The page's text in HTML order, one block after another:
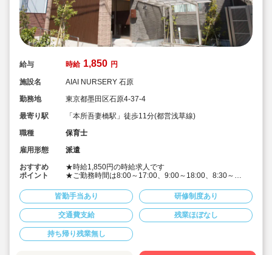
給与 時給 1,850 円
施設名
AIAI NURSERY 石原
勤務地
東京都墨田区石原4-37-4
最寄り駅
「本所吾妻橋駅」徒歩11分(都営浅草線)
職種
保育士
雇用形態
派遣
おすすめ
ポイント
★時給1,850円の時給求人です
★ご勤務時間は8:00～17:00、9:00～18:00、8:30～
歓迎です
★早番、遅番で勤務したいなど。時間帯は柔軟にご相談
ください
★派遣スタッフの受け入れに慣れている園になりますの
で安心です
★保育士専任のコンサルタントがあなたの派遣就業を安
心サポートいたします
★英語は遊びを通して専任講師が年齢に応じて対応して
皆勤手当あり 研修制度あり
交通費支給 残業ほぼなし
持ち帰り残業無し